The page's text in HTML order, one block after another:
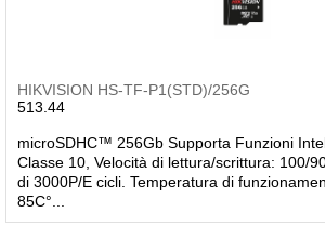
HIKVISION HS-TF-P1(STD)/256G
513.44
microSDHC™ 256Gb Supporta Funzioni
Classe 10, Velocità di lettura/scrittura: 100/
di 3000P/E cicli. Temperatura di
85C°...